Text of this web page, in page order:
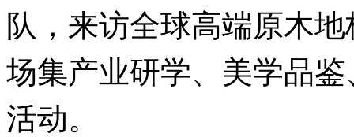
队，来访全球高端原木
场集产业研学、美学品
活动。